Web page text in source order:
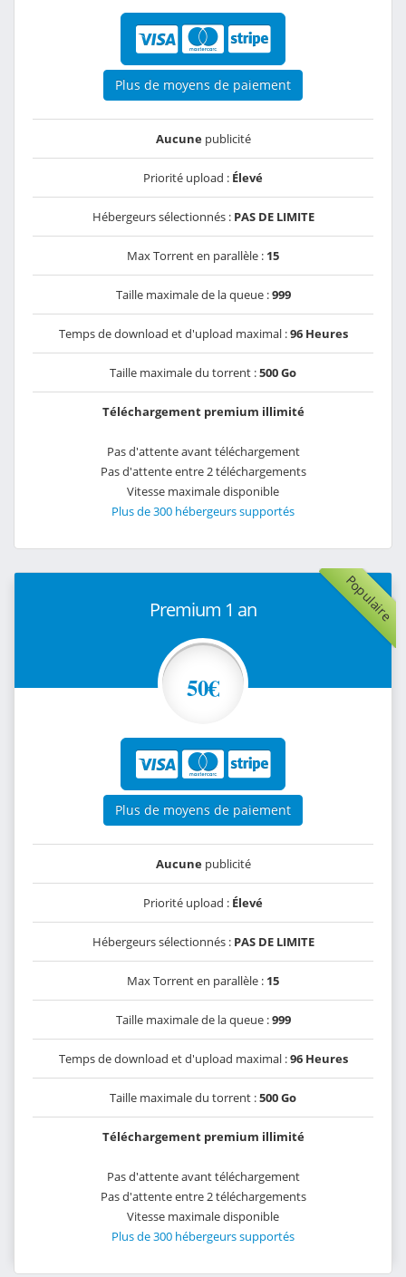
Plus de moyens de paiement
Aucunepublicité
Priorité upload : Élevé
Hébergeurs sélectionnés : PAS DE LIMITE
Max Torrent en parallèle : 15
Taille maximale de la queue :999
Temps de download et d'upload maximal :96 Heures
Taille maximale du torrent :500 Go
Téléchargement premium illimité
Pas d'attente avant téléchargement
Pas d'attente entre 2 téléchargements
Vitesse maximale disponible
Plus de 300 hébergeurs supportés
Populaire
Premium 1 an
50€
Plus de moyens de paiement
Aucunepublicité
Priorité upload : Élevé
Hébergeurs sélectionnés : PAS DE LIMITE
Max Torrent en parallèle : 15
Taille maximale de la queue :999
Temps de download et d'upload maximal :96 Heures
Taille maximale du torrent :500 Go
Téléchargement premium illimité
Pas d'attente avant téléchargement
Pas d'attente entre 2 téléchargements
Vitesse maximale disponible
Plus de 300 hébergeurs supportés